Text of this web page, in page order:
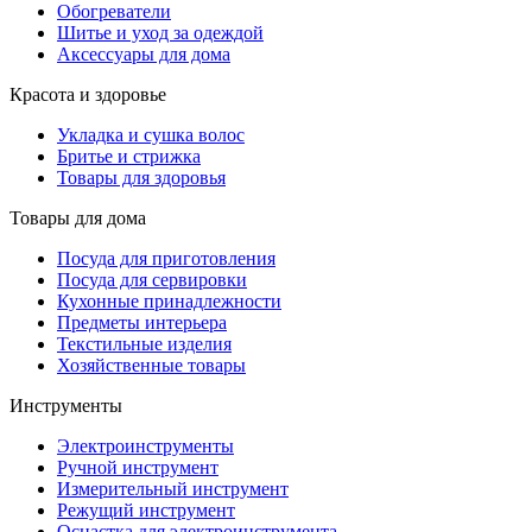
Обогреватели
Шитье и уход за одеждой
Аксессуары для дома
Красота и здоровье
Укладка и сушка волос
Бритье и стрижка
Товары для здоровья
Товары для дома
Посуда для приготовления
Посуда для сервировки
Кухонные принадлежности
Предметы интерьера
Текстильные изделия
Хозяйственные товары
Инструменты
Электроинструменты
Ручной инструмент
Измерительный инструмент
Режущий инструмент